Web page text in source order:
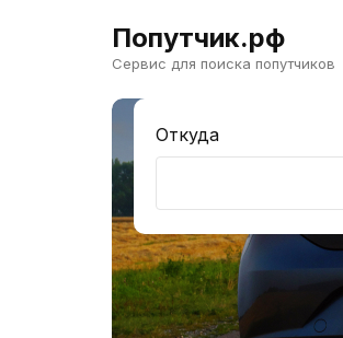
Попутчик.рф
Сервис для поиска попутчиков
Откуда